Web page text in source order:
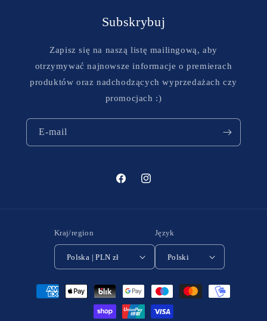
Subskrybuj
Zapisz się na naszą listę mailingową, aby
otrzymywać najnowsze informacje o premierach
produktów oraz nadchodzących wyprzedażach czy
promocjach :)
E-mail
FacebookInstagram
Kraj/region
Polska | PLN zł
Język
Polski
Metody
płatności